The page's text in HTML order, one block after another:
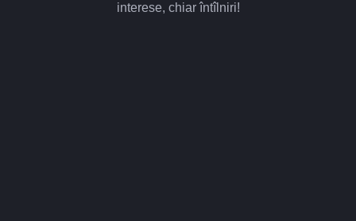
interese, chiar întîlniri!